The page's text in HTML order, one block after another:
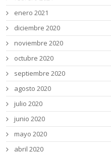
enero 2021
diciembre 2020
noviembre 2020
octubre 2020
septiembre 2020
agosto 2020
julio 2020
junio 2020
mayo 2020
abril 2020